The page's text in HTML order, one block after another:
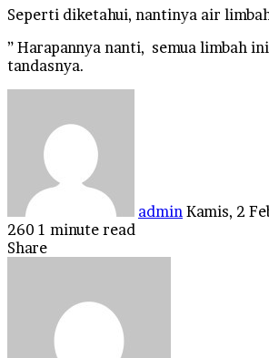
Seperti diketahui, nantinya air
” Harapannya nanti, semua limbah
tandasnya.
admin Kamis, 2
260 1 minute read
Facebook
Twitter
LinkedIn
Tumblr
Pinterest
Reddit
VKontakte
Odnoklassniki
Pocket
Share